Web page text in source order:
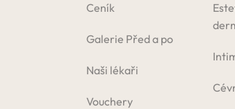
Ceník
Galerie Před a po
Naši lékaři
Vouchery